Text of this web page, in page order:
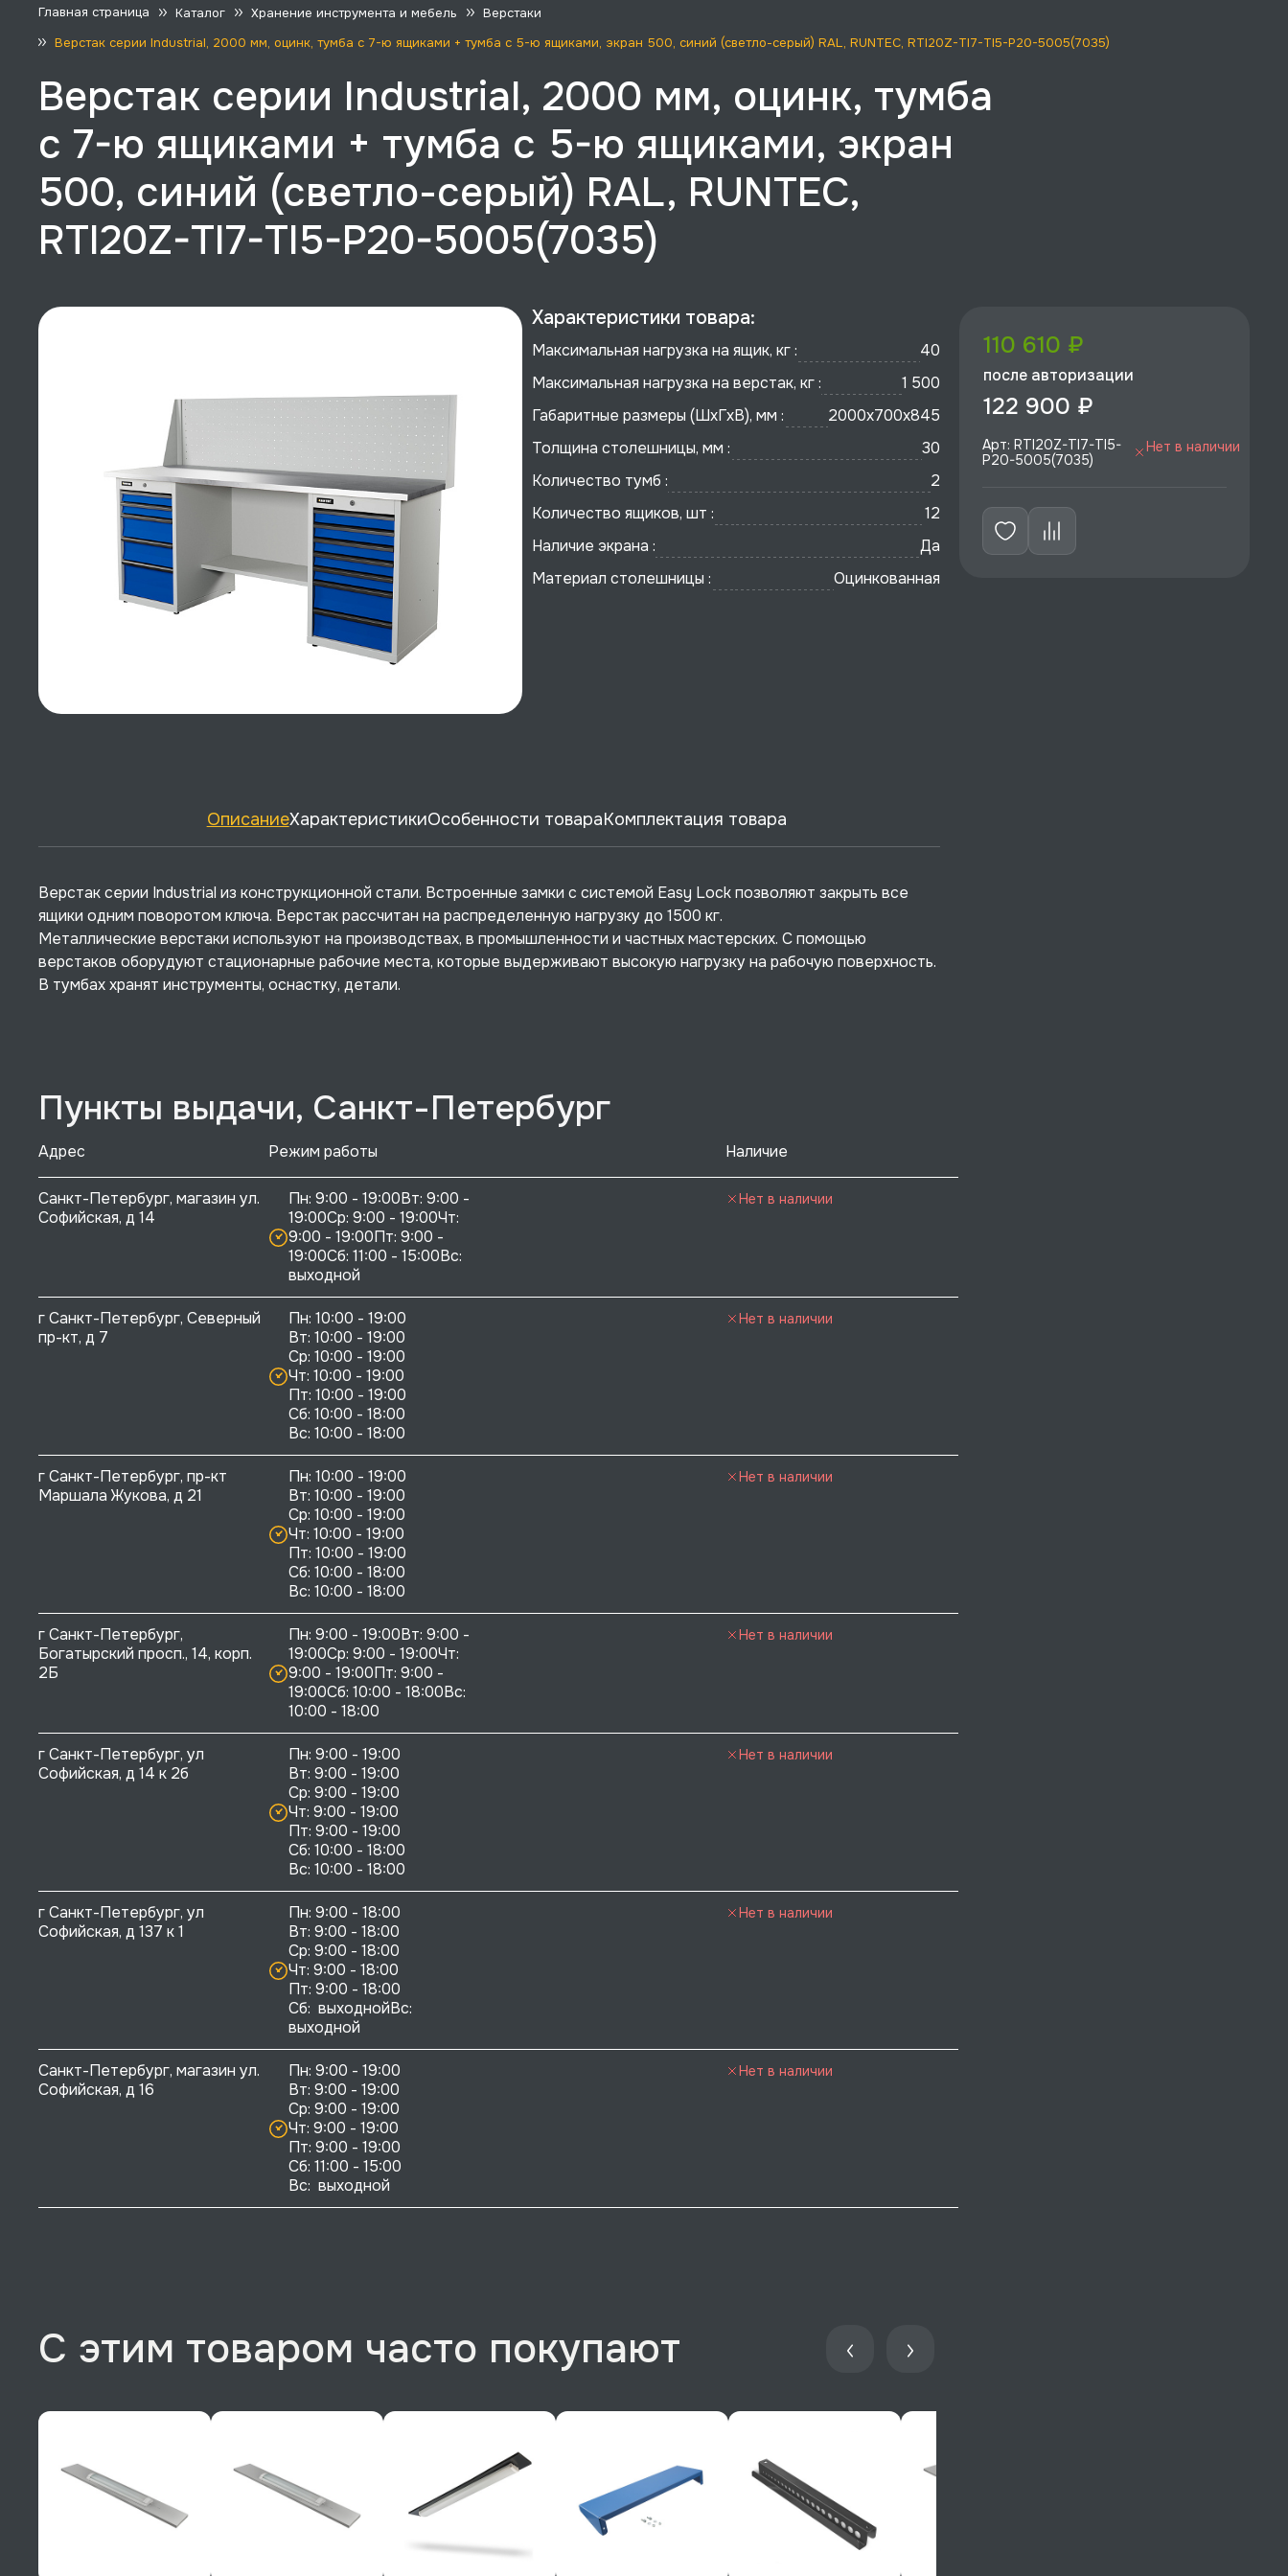
Главная страница Каталог Хранение инструмента и мебель
Верстаки
Верстак серии Industrial, 2000 мм, оцинк, тумба с 7-ю ящиками + тумба с 5-ю ящиками, экран 500, синий (светло-серый) RAL, RUNTEC, RTI20Z-TI7-TI5-P20-5005(7035)
Верстак серии Industrial, 2000 мм, оцинк, тумба
с 7-ю ящиками + тумба с 5-ю ящиками, экран
500, синий (светло-серый) RAL, RUNTEC,
RTI20Z-TI7-TI5-P20-5005(7035)
Характеристики товара:
Максимальная нагрузка на ящик, кг :
40
Максимальная нагрузка на верстак, кг :
1 500
Габаритные размеры (ШхГхВ), мм :
2000x700х845
Толщина столешницы, мм :
30
Количество тумб :
2
Количество ящиков, шт :
12
Наличие экрана :
Да
Материал столешницы :
Оцинкованная
ОписаниеХарактеристикиОсобенности товараКомплектация товара
Верстак серии Industrial из конструкционной стали. Встроенные замки с системой Easy Lock позволяют закрыть все
ящики одним поворотом ключа. Верстак рассчитан на распределенную нагрузку до 1500 кг.
Металлические верстаки используют на производствах, в промышленности и частных мастерских. С помощью
верстаков оборудуют стационарные рабочие места, которые выдерживают высокую нагрузку на рабочую поверхность.
В тумбах хранят инструменты, оснастку, детали.
Пункты выдачи, Санкт-Петербург
Адрес Режим работы Наличие
Санкт-Петербург, магазин ул.
Софийская, д 14
Пн: 9:00 - 19:00Вт: 9:00 -
19:00Ср: 9:00 - 19:00Чт:
9:00 - 19:00Пт: 9:00 -
19:00Сб: 11:00 - 15:00Вс:
выходной
Нет в наличии
г Санкт-Петербург, Северный
пр-кт, д 7
Пн: 10:00 - 19:00
Вт: 10:00 - 19:00
Ср: 10:00 - 19:00
Чт: 10:00 - 19:00
Пт: 10:00 - 19:00
Сб: 10:00 - 18:00
Нет в наличии
г Санкт-Петербург, пр-кт
Маршала Жукова, д 21
Пн: 10:00 - 19:00
Вт: 10:00 - 19:00
Ср: 10:00 - 19:00
Чт: 10:00 - 19:00
Пт: 10:00 - 19:00
Сб: 10:00 - 18:00
Нет в наличии
г Санкт-Петербург,
Богатырский просп., 14, корп.
2Б
Пн: 9:00 - 19:00Вт: 9:00 -
19:00Ср: 9:00 - 19:00Чт:
9:00 - 19:00Пт: 9:00 -
19:00Сб: 10:00 - 18:00Вс:
10:00 - 18:00
Нет в наличии
г Санкт-Петербург, ул
Софийская, д 14 к 2б
Пн: 9:00 - 19:00
Вт: 9:00 - 19:00
Ср: 9:00 - 19:00
Чт: 9:00 - 19:00
Пт: 9:00 - 19:00
Сб: 10:00 - 18:00
Нет в наличии
г Санкт-Петербург, ул
Софийская, д 137 к 1
Пн: 9:00 - 18:00
Вт: 9:00 - 18:00
Ср: 9:00 - 18:00
Чт: 9:00 - 18:00
Пт: 9:00 - 18:00
Сб:  выходнойВс:
выходной
Нет в наличии
Санкт-Петербург, магазин ул.
Софийская, д 16
Пн: 9:00 - 19:00
Вт: 9:00 - 19:00
Ср: 9:00 - 19:00
Чт: 9:00 - 19:00
Пт: 9:00 - 19:00
Сб: 11:00 - 15:00
Вс:  выходной
Нет в наличии
С этим товаром часто покупают
110 610 ₽
после авторизации
122 900 ₽
Арт: RTI20Z-TI7-TI5-
P20-5005(7035)
Нет в наличии